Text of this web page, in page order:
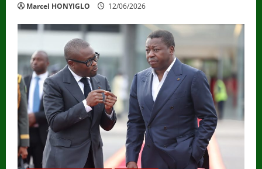
Marcel HONYIGLO 12/06/2026